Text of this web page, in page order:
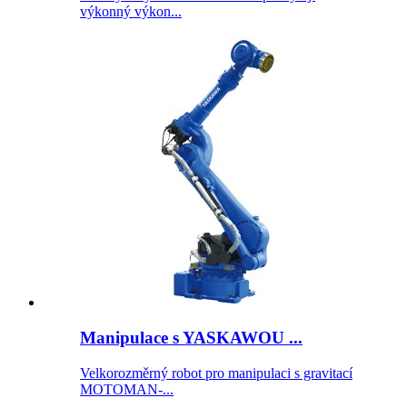
výkonný výkon...
Manipulace s YASKAWOU ...
Velkorozměrný robot pro manipulaci s gravitací
MOTOMAN-...